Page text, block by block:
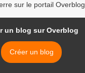
sur le portail Overblog
un blog sur Overblog
Créer un blog